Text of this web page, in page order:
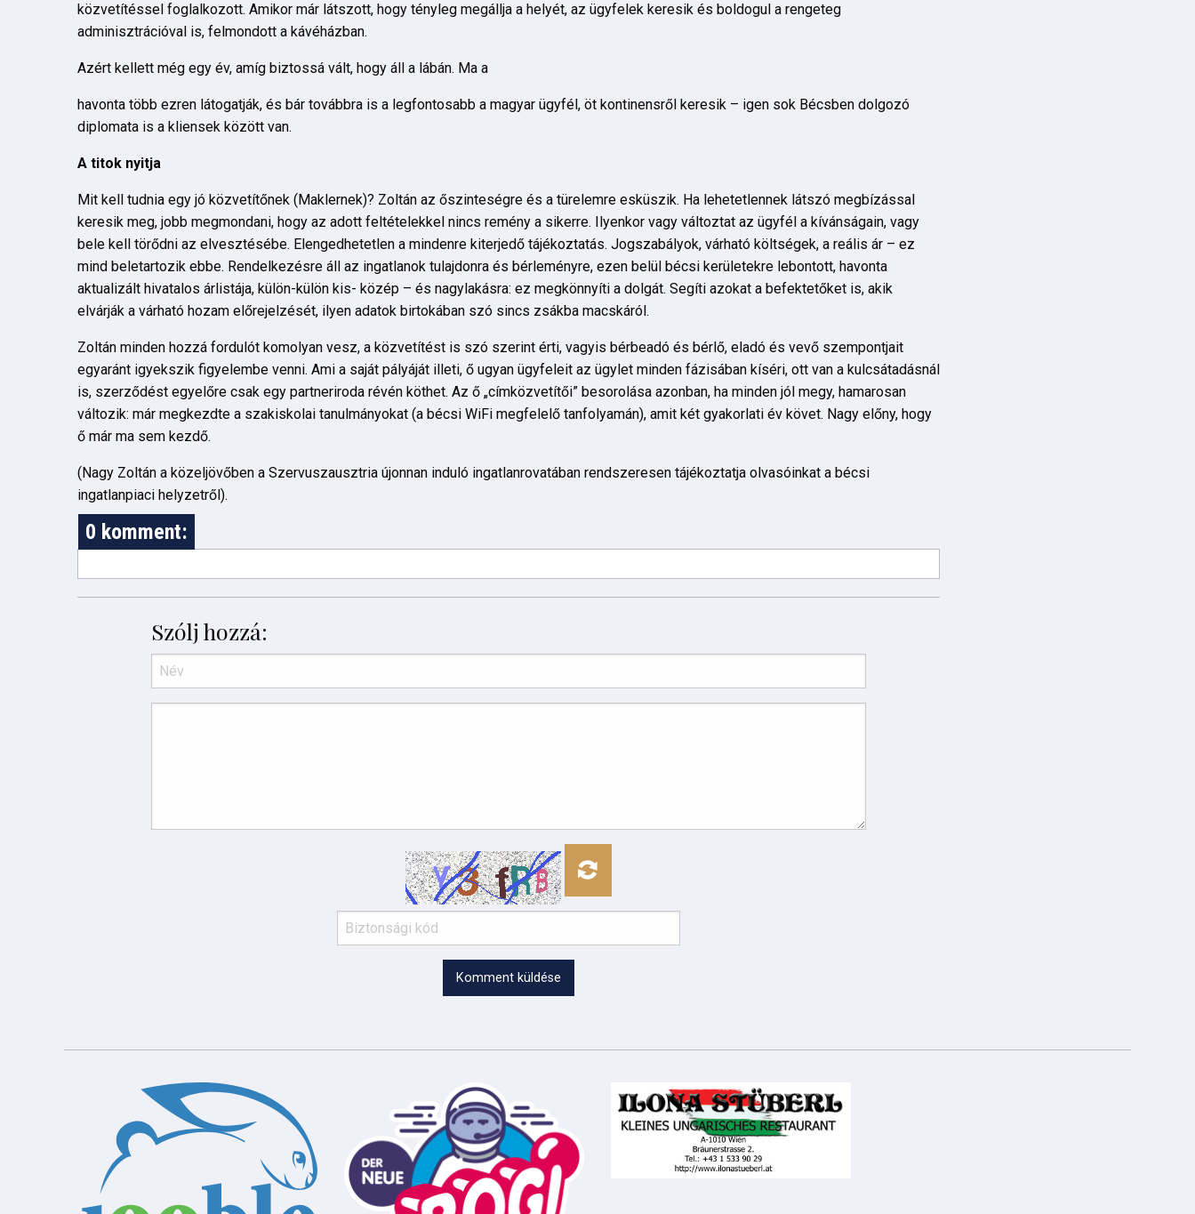
közvetítéssel foglalkozott. Amikor már látszott, hogy tényleg megállja a helyét, az ügyfelek keresik és boldogul a rengeteg
adminisztrációval is, felmondott a kávéházban.
Azért kellett még egy év, amíg biztossá vált, hogy áll a lábán. Ma a
havonta több ezren látogatják, és bár továbbra is a legfontosabb a magyar ügyfél, öt kontinensről keresik – igen sok Bécsben dolgozó
diplomata is a kliensek között van.
A titok nyitja
Mit kell tudnia egy jó közvetítőnek (Maklernek)? Zoltán az őszinteségre és a türelemre esküszik. Ha lehetetlennek látszó megbízással
keresik meg, jobb megmondani, hogy az adott feltételekkel nincs remény a sikerre. Ilyenkor vagy változtat az ügyfél a kívánságain, vagy
bele kell törődni az elvesztésébe. Elengedhetetlen a mindenre kiterjedő tájékoztatás. Jogszabályok, várható költségek, a reális ár – ez
mind beletartozik ebbe. Rendelkezésre áll az ingatlanok tulajdonra és bérleményre, ezen belül bécsi kerületekre lebontott, havonta
aktualizált hivatalos árlistája, külön-külön kis- közép – és nagylakásra: ez megkönnyíti a dolgát. Segíti azokat a befektetőket is, akik
elvárják a várható hozam előrejelzését, ilyen adatok birtokában szó sincs zsákba macskáról.
Zoltán minden hozzá fordulót komolyan vesz, a közvetítést is szó szerint érti, vagyis bérbeadó és bérlő, eladó és vevő szempontjait
egyaránt igyekszik figyelembe venni. Ami a saját pályáját illeti, ő ugyan ügyfeleit az ügylet minden fázisában kíséri, ott van a kulcsátadásnál
is, szerződést egyelőre csak egy partneriroda révén köthet. Az ő „címközvetítői” besorolása azonban, ha minden jól megy, hamarosan
változik: már megkezdte a szakiskolai tanulmányokat (a bécsi WiFi megfelelő tanfolyamán), amit két gyakorlati év követ. Nagy előny, hogy
ő már ma sem kezdő.
(Nagy Zoltán a közeljövőben a Szervuszausztria újonnan induló ingatlanrovatában rendszeresen tájékoztatja olvasóinkat a bécsi
ingatlanpiaci helyzetről).
0 komment:
Szólj hozzá:
Komment küldése